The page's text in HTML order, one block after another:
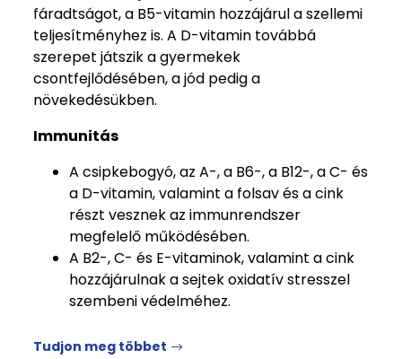
fáradtságot, a B5-vitamin hozzájárul a szellemi
teljesítményhez is. A D-vitamin továbbá
szerepet játszik a gyermekek
csontfejlődésében, a jód pedig a
növekedésükben.
Immunitás
A csipkebogyó, az A-, a B6-, a B12-, a C- és
a D-vitamin, valamint a folsav és a cink
részt vesznek az immunrendszer
megfelelő működésében.
A B2-, C- és E-vitaminok, valamint a cink
hozzájárulnak a sejtek oxidatív stresszel
szembeni védelméhez.
Tudjon meg többet